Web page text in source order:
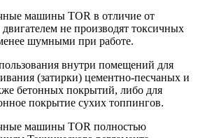
машины TOR в отличие от
не производят токсичных
шумными при работе.
внутри помещений для
(затирки) цементно-песчаных и
бетонных покрытий, либо для
покрытие сухих топпингов.
машины TOR полностью